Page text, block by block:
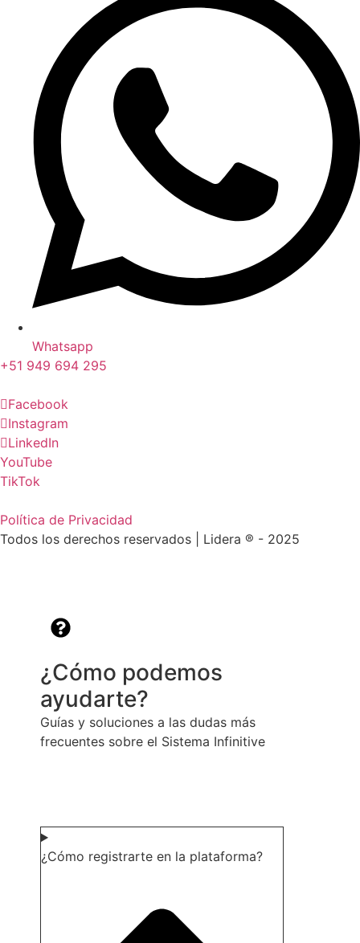
Whatsapp
+51 949 694 295
Facebook
Instagram
LinkedIn
YouTube
TikTok
Política de Privacidad
Todos los derechos reservados | Lidera ® - 2025
¿Cómo podemos
ayudarte?
Guías y soluciones a las dudas más
frecuentes sobre el Sistema Infinitive
¿Cómo registrarte en la plataforma?